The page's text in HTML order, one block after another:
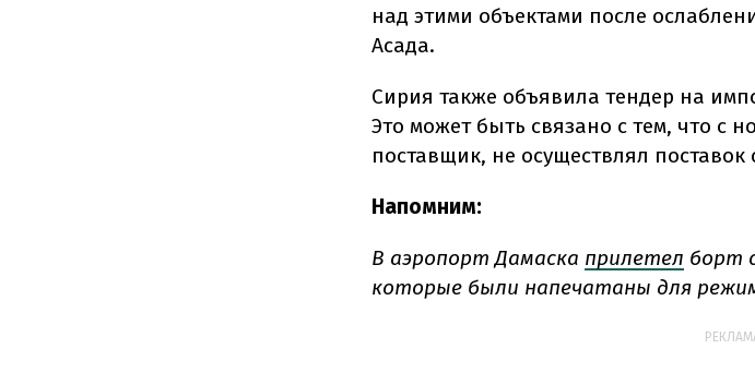
над этими объектами после
Асада.
Сирия также объявила тендер на
Это может быть связано с тем, что с
поставщик, не осуществлял
Напомним:
В аэропорт Дамаска прилетел борт
которые были напечатаны для